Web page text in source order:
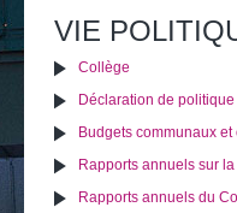
VIE
Collège
Déclaration de
Budgets communaux
Rapports annuels sur
Rapports annuels du